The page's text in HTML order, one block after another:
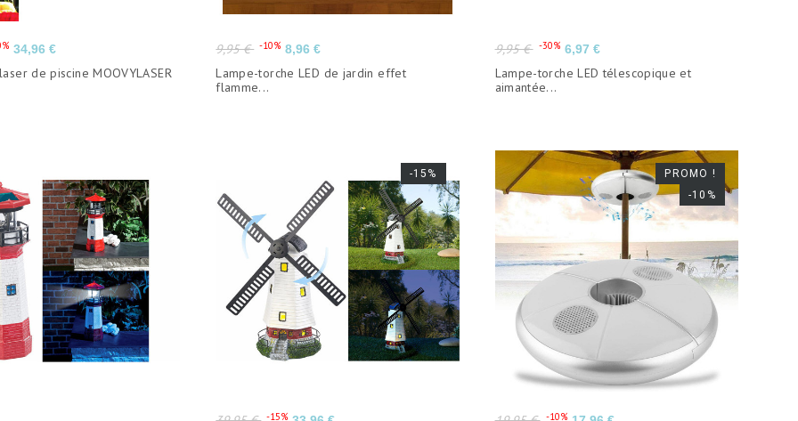
Prix
34,96 €
de piscine MOOVYLASER
Prix
de
base
9,95 € -10% Prix
8,96 €
Lampe-torche LED de jardin effet
flamme...
Prix
de
base
9,95 € -30% Prix
6,97 €
Lampe-torche LED télescopique et
aimantée...
-15%
-15%
PROMO !
-10%
-10%